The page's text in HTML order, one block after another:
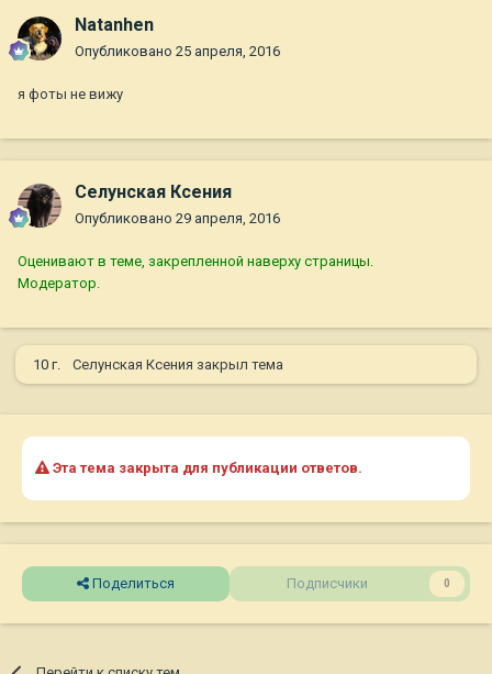
Natanhen
Опубликовано 25 апреля, 2016
я фоты не вижу
Селунская Ксения
Опубликовано 29 апреля, 2016
Оценивают в теме, закрепленной наверху страницы.
Модератор.
10 г. Селунская Ксения закрыл тема
Эта тема закрыта для публикации ответов.
Поделиться Подписчики 0